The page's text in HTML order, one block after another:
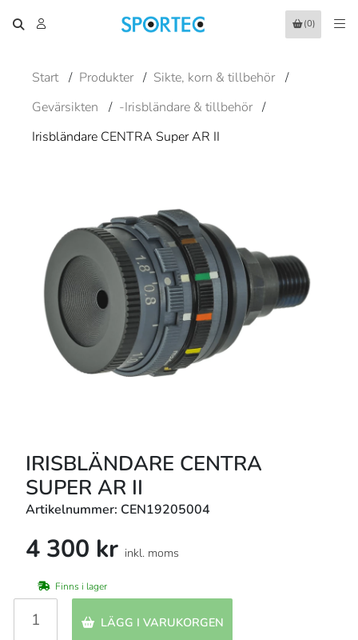
(0)
Start / Produkter / Sikte, korn & tillbehör /
Gevärsikten
/ -Irisbländare & tillbehör /
Irisbländare CENTRA Super AR II
IRISBLÄNDARE CENTRA
SUPER AR II
Artikelnummer: CEN19205004
4 300 kr inkl. moms
Finns i lager
LÄGG I VARUKORGEN